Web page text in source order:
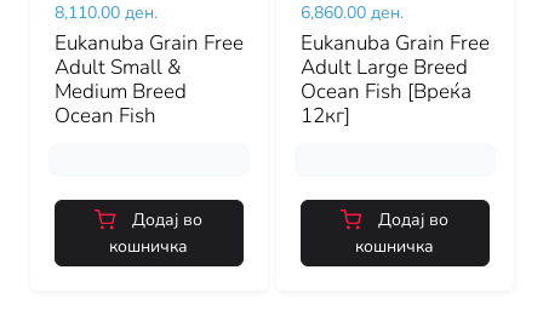
8,110.00 ден.
Eukanuba Grain Free
Adult Small &
Medium Breed
Ocean Fish
Додај во
кошничка
6,860.00 ден.
Eukanuba Grain Free
Adult Large Breed
Ocean Fish [Вреќа
12кг]
Додај во
кошничка